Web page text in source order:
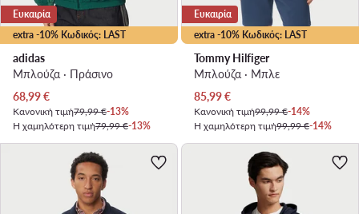
extra -10% Κωδικός: LAST
Ευκαιρία
adidas
Μπλούζα · Πράσινο
Τρέχουσα τιμή
68,99€
Κανονική τιμή79,99 €-13%
Η χαμηλότερη τιμή79,99 €-13%
extra -10% Κωδικός: LAST
Ευκαιρία
Tommy Hilfiger
Μπλούζα · Μπλε
Τρέχουσα τιμή
85,99€
Κανονική τιμή99,99 €-14%
Η χαμηλότερη τιμή99,99 €-14%